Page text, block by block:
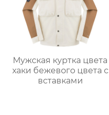
Мужская куртка цвета
хаки бежевого цвета с
вставками